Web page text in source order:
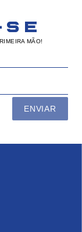
SE
MÃO!
ENVIAR